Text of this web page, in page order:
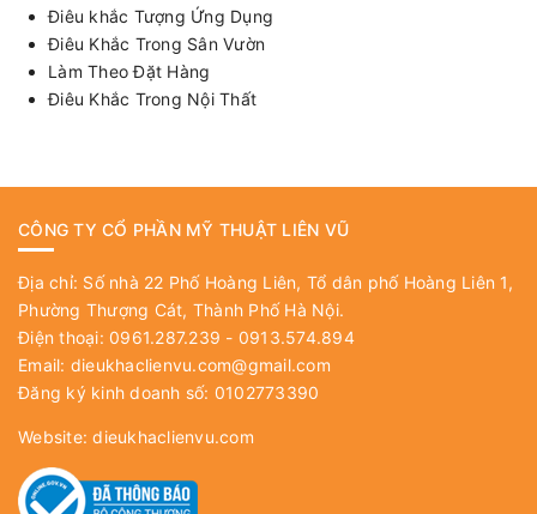
Điêu khắc Tượng Ứng Dụng
Điêu Khắc Trong Sân Vườn
Làm Theo Đặt Hàng
Điêu Khắc Trong Nội Thất
CÔNG TY CỔ PHẦN MỸ THUẬT LIÊN VŨ
Địa chỉ: Số nhà 22 Phố Hoàng Liên, Tổ dân phố Hoàng Liên 1,
Phường Thượng Cát, Thành Phố Hà Nội.
Điện thoại: 0961.287.239 - 0913.574.894
Email: dieukhaclienvu.com@gmail.com
Đăng ký kinh doanh số: 0102773390
Website:dieukhaclienvu.com